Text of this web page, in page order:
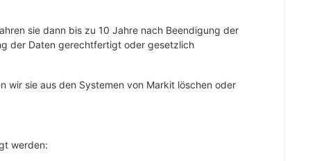
sie dann bis zu 10 Jahre nach Beendigung der
der Daten gerechtfertigt oder gesetzlich
wir sie aus den Systemen von Markit löschen oder
werden: